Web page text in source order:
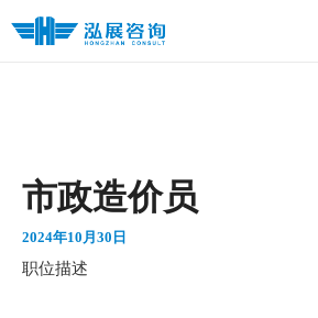
市政造价员
2024年10月30日
职位描述